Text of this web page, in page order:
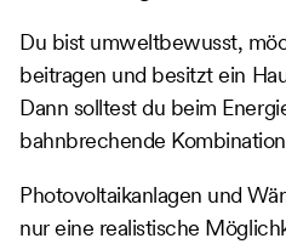
Du bist umweltbewusst,
beitragen und besitzt ein
Dann solltest du beim
bahnbrechende
Photovoltaikanlagen und
nur eine realistische